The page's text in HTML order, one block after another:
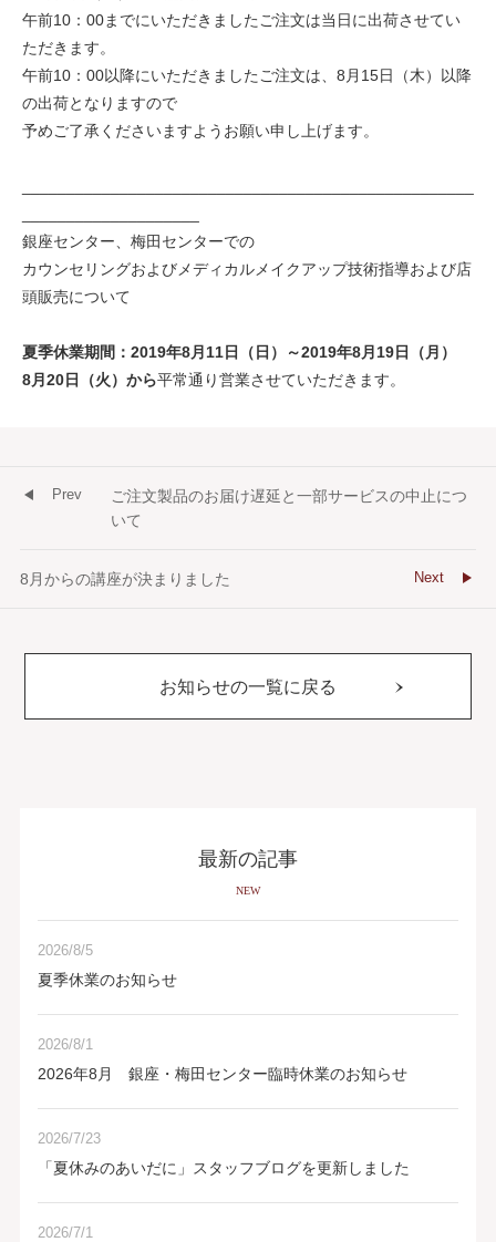
午前10：00までにいただきましたご注文は当日に出荷させてい
ただきます。
午前10：00以降にいただきましたご注文は、8月15日（木）以降
の出荷となりますので
予めご了承くださいますようお願い申し上げます。
銀座センター、梅田センターでの
カウンセリングおよびメディカルメイクアップ技術指導および店
頭販売について
夏季休業期間：2019年8月11日（日）～2019年8月19日（月）
8月20日（火）から平常通り営業させていただきます。
ご注文製品のお届け遅延と一部サービスの中止につ
いて
Prev
8月からの講座が決まりました Next
お知らせの一覧に戻る
最新の記事
NEW
2026/8/5
夏季休業のお知らせ
2026/8/1
2026年8月 銀座・梅田センター臨時休業のお知らせ
2026/7/23
「夏休みのあいだに」スタッフブログを更新しました
2026/7/1